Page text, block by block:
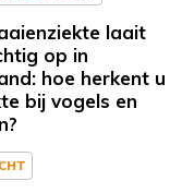
laait
op in
hoe herkent u
bij vogels en